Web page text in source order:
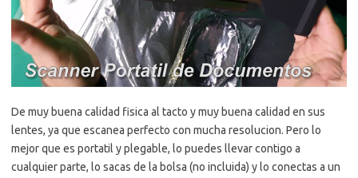
De muy buena calidad fisica al tacto y muy buena calidad en sus
lentes, ya que escanea perfecto con mucha resolucion. Pero lo
mejor que es portatil y plegable, lo puedes llevar contigo a
cualquier parte, lo sacas de la bolsa (no incluida) y lo conectas a un